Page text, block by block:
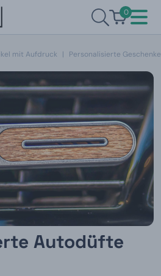
0
mit Aufdruck | Personalisierte Geschenke
Autodüfte